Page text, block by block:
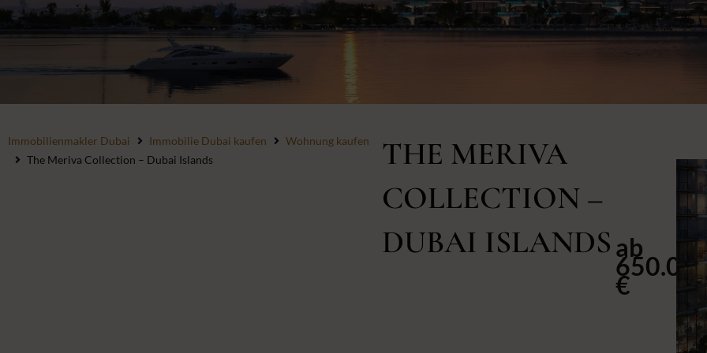
Immobilienmakler Dubai Immobilie Dubai kaufen
Wohnung kaufen
The Meriva Collection – Dubai Islands
THE MERIVA
COLLECTION –
DUBAI ISLANDS ab
€